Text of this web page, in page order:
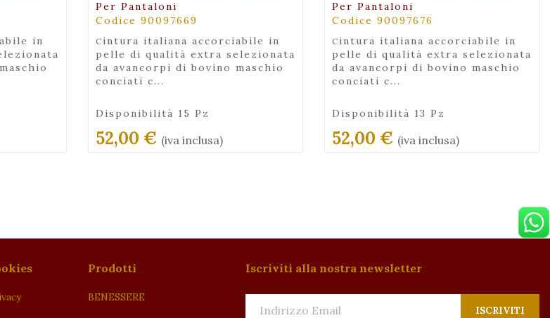
Per Pantaloni
Codice 90097669
cintura italiana accorciabile in
pelle di qualità extra selezionata
da avancorpi di bovino maschio
conciati c...
Disponibilità 15 Pz
52,00 € (iva inclusa)
Per Pantaloni
Codice 90097676
cintura italiana accorciabile in
pelle di qualità extra selezionata
da avancorpi di bovino maschio
conciati c...
Disponibilità 13 Pz
52,00 € (iva inclusa)
Prodotti
BENESSERE
Iscriviti alla nostra newsletter
ISCRIVITI